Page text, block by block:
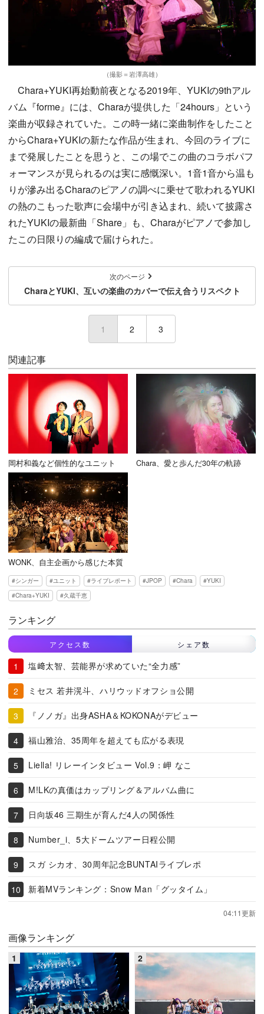
（撮影＝岩澤高雄）
Chara+YUKI再始動前夜となる2019年、YUKIの9thアル
バム『forme』には、Charaが提供した「24hours」という
楽曲が収録されていた。この時一緒に楽曲制作をしたこと
からChara+YUKIの新たな作品が生まれ、今回のライブに
まで発展したことを思うと、この場でこの曲のコラボパフ
ォーマンスが見られるのは実に感慨深い。1音1音から温も
りが滲み出るCharaのピアノの調べに乗せて歌われるYUKI
の熱のこもった歌声に会場中が引き込まれ、続いて披露さ
れたYUKIの最新曲「Share」も、Charaがピアノで参加し
たこの日限りの編成で届けられた。
次のページ
CharaとYUKI、互いの楽曲のカバーで伝え合うリスペクト
1 (current)
2 3
関連記事
岡村和義など個性的なユニット Chara、愛と歩んだ30年の軌跡
WONK、自主企画から感じた本質
シンガー ユニット ライブレポート JPOP Chara
YUKI
Chara+YUKI
久蔵千恵
ランキング
アクセス数 シェア数
塩﨑太智、芸能界が求めていた“全力感”
ミセス 若井滉斗、ハリウッドオフショ公開
『ノノガ』出身ASHA＆KOKONAがデビュー
福山雅治、35周年を超えても広がる表現
Liella! リレーインタビュー Vol.9：岬 なこ
M!LKの真価はカップリング＆アルバム曲に
日向坂46 三期生が育んだ4人の関係性
Number_i、5大ドームツアー日程公開
スガ シカオ、30周年記念BUNTAIライブレポ
新着MVランキング：Snow Man「グッタイム」
04:11更新
画像ランキング